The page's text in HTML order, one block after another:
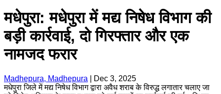
मधेपुरा: मधेपुरा में मद्य निषेध विभाग की
बड़ी कार्रवाई, दो गिरफ्तार और एक
नामजद फरार
Madhepura, Madhepura
Dec 3, 2025
मधेपुरा जिले में मद्य निषेध विभाग द्वारा अवैध शराब के विरुद्ध लगातार चलाए जा